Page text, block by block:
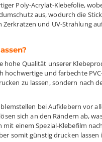
Poly-Acrylat-Klebefolie,
aus, wodurch die
und UV-Strahlung
hohe Qualität unserer
und farbechte
zu lassen, sondern nach
bei Aufklebern vor
sich an den Rändern ab,
einem Spezial-Klebefilm
somit günstig drucken